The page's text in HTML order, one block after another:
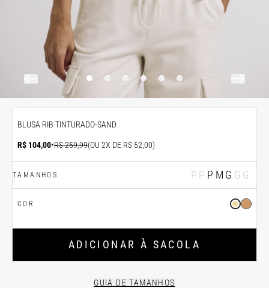
BLUSA RIB TINTURADO-SAND
R$ 104,00•R$ 259,99(OU 2X DE R$ 52,00)
TAMANHOS PP P M G GG
COR
ADICIONAR À SACOLA
GUIA DE TAMANHOS